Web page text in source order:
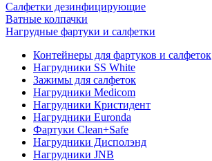
Салфетки дезинфицирующие
Ватные колпачки
Нагрудные фартуки и салфетки
Контейнеры для фартуков и салфеток
Нагрудники SS White
Зажимы для салфеток
Нагрудники Medicom
Нагрудники Кристидент
Нагрудники Euronda
Фартуки Clean+Safe
Нагрудники Дисполэнд
Нагрудники JNB